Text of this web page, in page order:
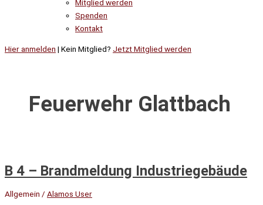
Mitglied werden
Spenden
Kontakt
Hier anmelden | Kein Mitglied? Jetzt Mitglied werden
Feuerwehr Glattbach
B 4 – Brandmeldung Industriegebäude
Allgemein / Alamos User